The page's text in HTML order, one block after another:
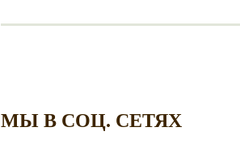
МЫ В СОЦ. СЕТЯХ